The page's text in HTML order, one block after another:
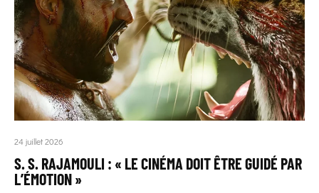
24 juillet 2026
S. S. RAJAMOULI : « LE CINÉMA DOIT ÊTRE GUIDÉ PAR
L’ÉMOTION »